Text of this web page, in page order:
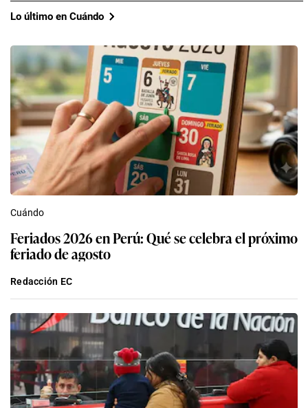
Lo último en Cuándo
Cuándo
Feriados 2026 en Perú: Qué se celebra el próximo
feriado de agosto
Redacción EC